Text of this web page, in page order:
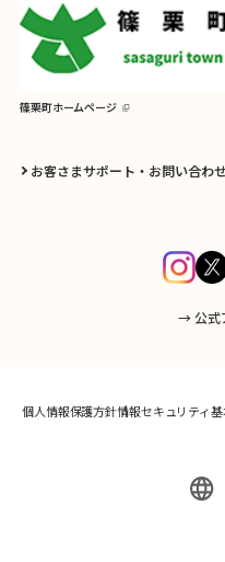
お客さまサポート・お問い合わせ
→ 公式
篠栗町ホームページ
個人情報保護方針情報セキュリティ